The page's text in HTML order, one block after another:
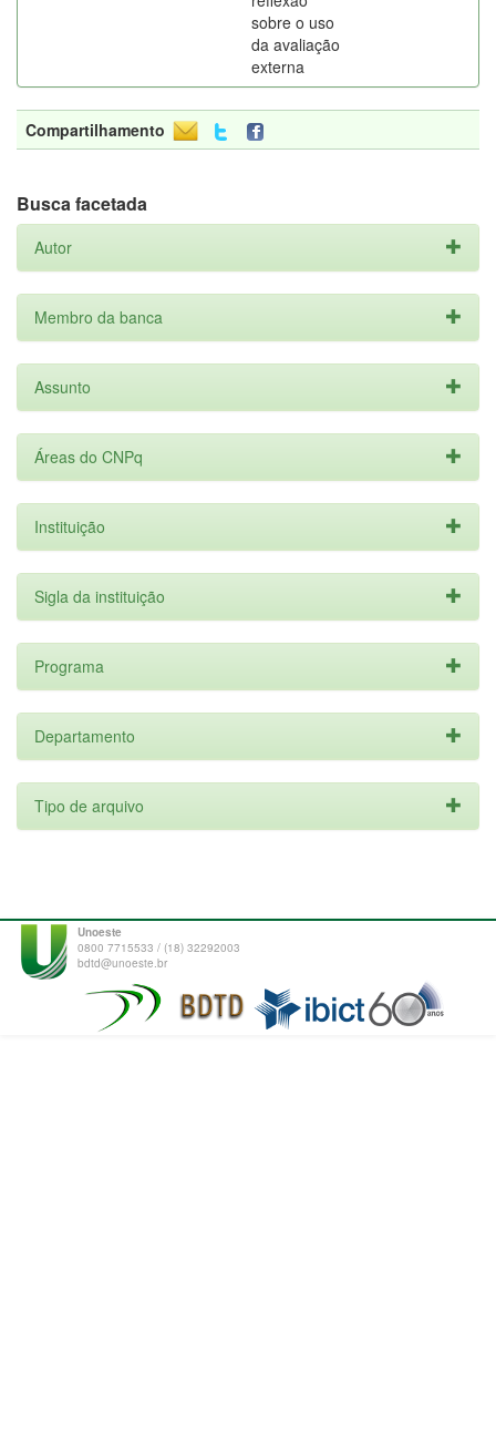
sobre o uso
da avaliação
externa
Compartilhamento
Busca facetada
Autor
Membro da banca
Assunto
Áreas do CNPq
Instituição
Sigla da instituição
Programa
Departamento
Tipo de arquivo
Unoeste
0800 7715533 / (18) 32292003
bdtd@unoeste.br